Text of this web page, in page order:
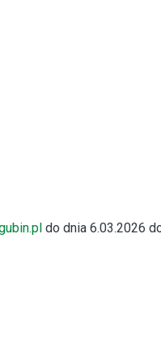
do dnia 6.03.2026